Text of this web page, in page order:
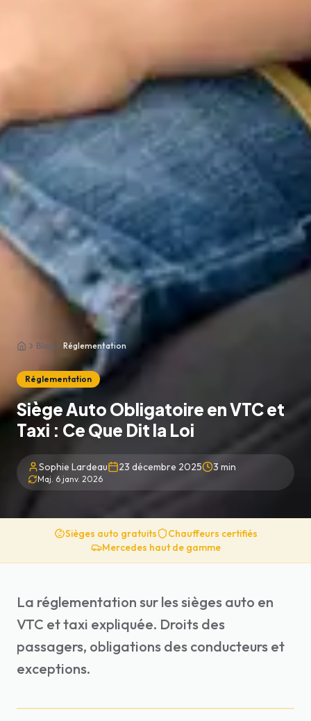
AccueilBlog Réglementation
Réglementation
Siège Auto Obligatoire en VTC et
Taxi : Ce Que Dit la Loi
Sophie Lardeau 23 décembre 2025 3 min
Maj. 6 janv. 2026
Sièges auto gratuits
Chauffeurs certifiés
Mercedes haut de gamme
La réglementation sur les sièges auto en
VTC et taxi expliquée. Droits des
passagers, obligations des conducteurs et
exceptions.